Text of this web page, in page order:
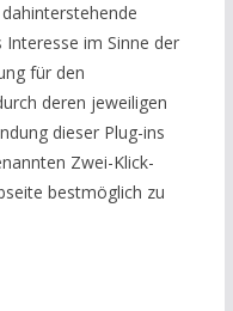
im Sinne der
für den
deren jeweiligen
dieser Plug-ins
Zwei-Klick-
bestmöglich zu